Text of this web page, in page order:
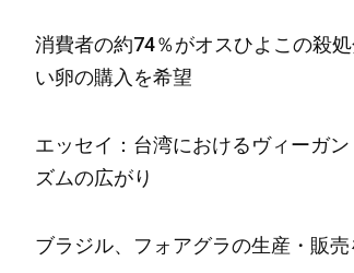
消費者の約74％がオスひよこの殺
い卵の購入を希望
エッセイ：台湾におけるヴィーガ
ズムの広がり
ブラジル、フォアグラの生産・販